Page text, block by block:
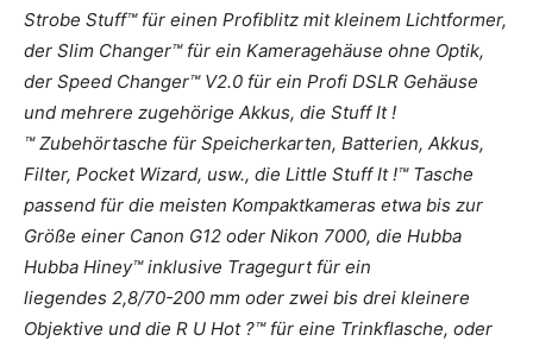
Strobe Stuff™ für einen Profiblitz mit kleinem Lichtformer,
der Slim Changer™ für ein Kameragehäuse ohne Optik,
der Speed Changer™ V2.0 für ein Profi DSLR Gehäuse
und mehrere zugehörige Akkus, die Stuff It !
™ Zubehörtasche für Speicherkarten, Batterien, Akkus,
Filter, Pocket Wizard, usw., die Little Stuff It !™ Tasche
passend für die meisten Kompaktkameras etwa bis zur
Größe einer Canon G12 oder Nikon 7000, die Hubba
Hubba Hiney™ inklusive Tragegurt für ein
liegendes 2,8/70-200 mm oder zwei bis drei kleinere
Objektive und die R U Hot ?™ für eine Trinkflasche, oder